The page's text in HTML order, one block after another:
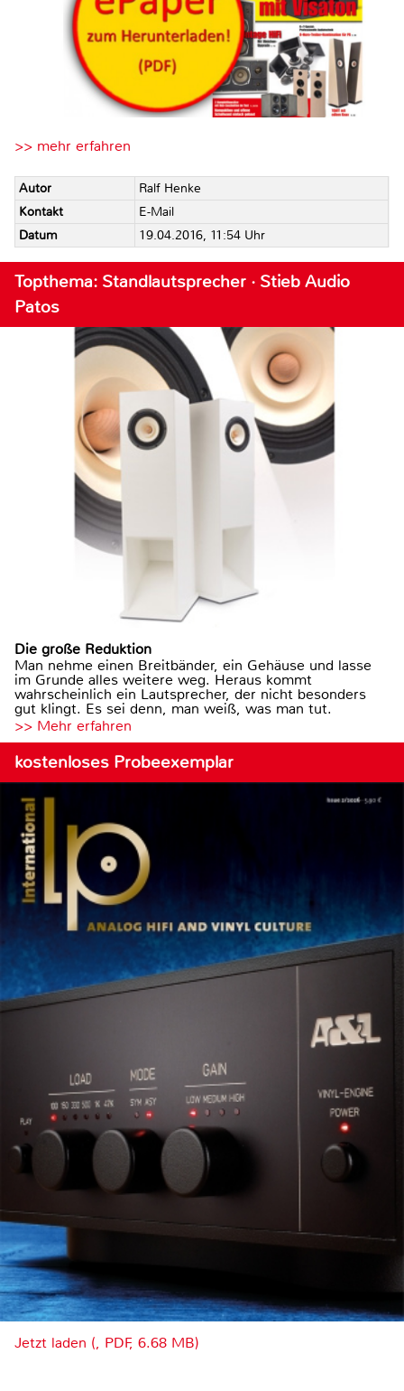
>> mehr erfahren
Autor
Ralf Henke
Kontakt
E-Mail
Datum
19.04.2016, 11:54 Uhr
Topthema: Standlautsprecher · Stieb Audio
Patos
Die große Reduktion
Man nehme einen Breitbänder, ein Gehäuse und lasse
im Grunde alles weitere weg. Heraus kommt
wahrscheinlich ein Lautsprecher, der nicht besonders
gut klingt. Es sei denn, man weiß, was man tut.
>> Mehr erfahren
kostenloses Probeexemplar
Jetzt laden (, PDF, 6.68 MB)